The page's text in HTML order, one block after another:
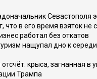
Севастополя
что в его время взяток не
работал без откатов
нащупал дно к
крыса, загнанная в
Трампа